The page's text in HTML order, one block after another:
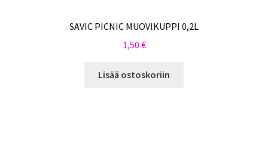
SAVIC PICNIC MUOVIKUPPI 0,2L
1,50 €
Lisää ostoskoriin